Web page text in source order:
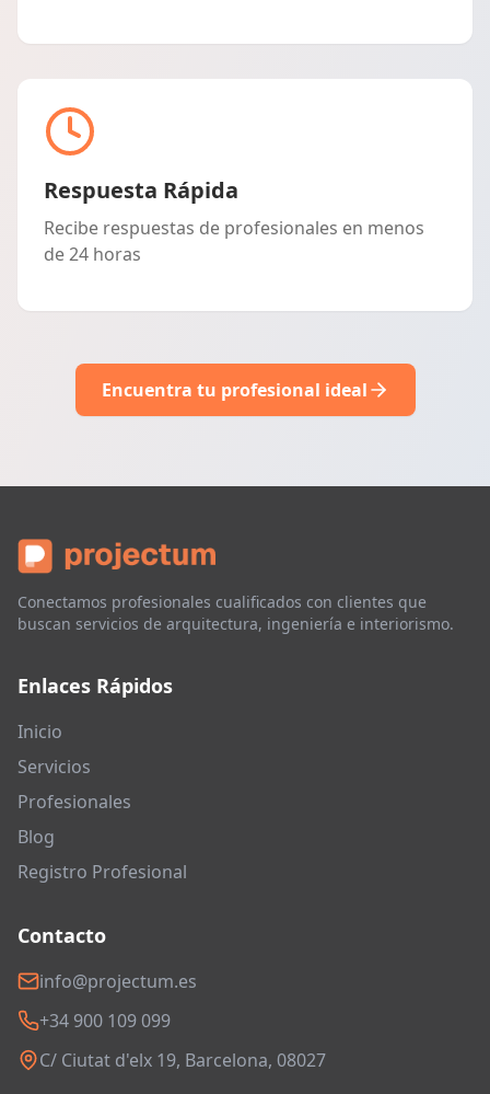
Respuesta Rápida
Recibe respuestas de profesionales en menos
de 24 horas
Encuentra tu profesional ideal
Conectamos profesionales cualificados con clientes que
buscan servicios de arquitectura, ingeniería e interiorismo.
Enlaces Rápidos
Inicio
Servicios
Profesionales
Blog
Registro Profesional
Contacto
info@projectum.es
+34 900 109 099
C/ Ciutat d'elx 19, Barcelona, 08027